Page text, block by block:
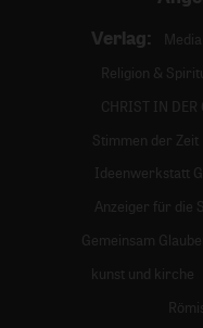
Verlag:
Religion &
CHRIST IN DER
Stimmen der Zeit
Ideenwerkstatt
Anzeiger für die
Gemeinsam
kunst und kirche